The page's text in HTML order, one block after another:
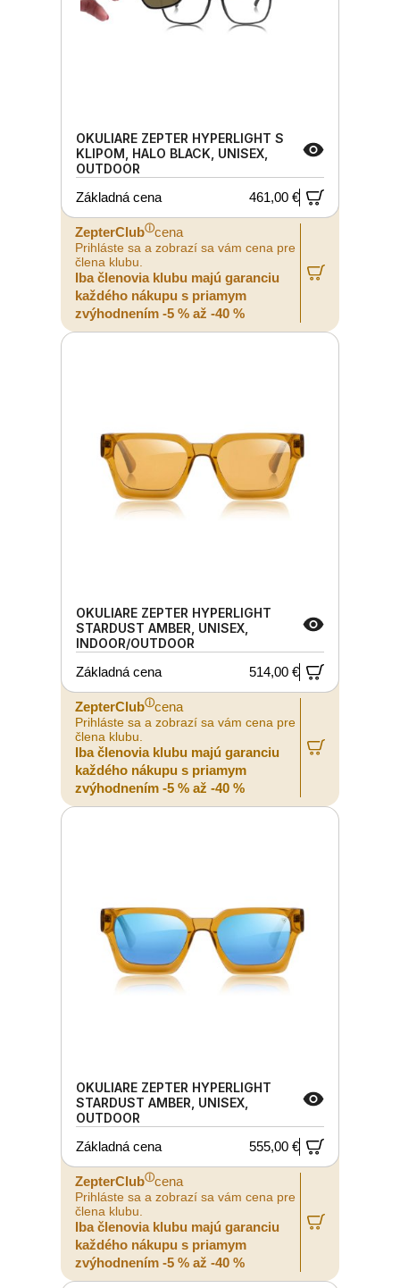
OKULIARE ZEPTER HYPERLIGHT S
KLIPOM, HALO BLACK, UNISEX,
OUTDOOR
Základná cena
461,00 €
ZepterClubⓘcena
Prihláste sa a zobrazí sa vám cena pre
člena klubu.
Iba členovia klubu majú garanciu
každého nákupu s priamym
zvýhodnením -5 % až -40 %
OKULIARE ZEPTER HYPERLIGHT
STARDUST AMBER, UNISEX,
INDOOR/OUTDOOR
Základná cena
514,00 €
ZepterClubⓘcena
Prihláste sa a zobrazí sa vám cena pre
člena klubu.
Iba členovia klubu majú garanciu
každého nákupu s priamym
zvýhodnením -5 % až -40 %
OKULIARE ZEPTER HYPERLIGHT
STARDUST AMBER, UNISEX,
OUTDOOR
Základná cena
555,00 €
ZepterClubⓘcena
Prihláste sa a zobrazí sa vám cena pre
člena klubu.
Iba členovia klubu majú garanciu
každého nákupu s priamym
zvýhodnením -5 % až -40 %